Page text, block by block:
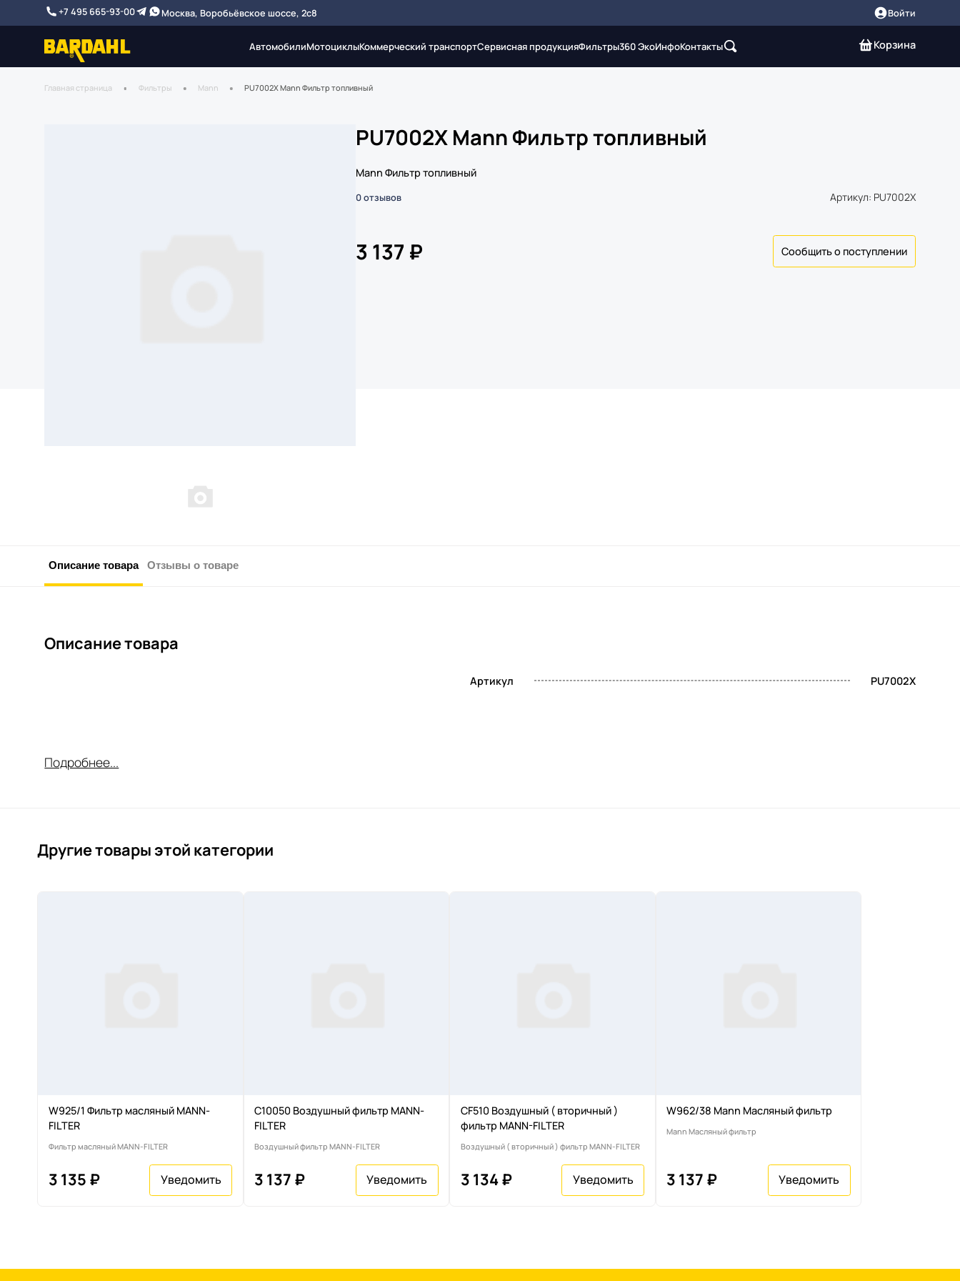
+7 495 665-93-00 Москва, Воробьёвское шоссе, 2с8 Войти
АвтомобилиМотоциклыКоммерческий транспортСервисная продукцияФильтры360 ЭкоИнфоКонтакты Корзина
Главная страница Фильтры Mann PU7002X Mann Фильтр топливный
PU7002X Mann Фильтр топливный
Mann Фильтр топливный
0 отзывов Артикул: PU7002X
3 137 ₽
Описание товара Отзывы о товаре
Описание товара
Подробнее...
Артикул PU7002X
Другие товары этой категории
W925/1 Фильтр масляный MANN-
FILTER
Фильтр масляный MANN-FILTER
3 135 ₽
C10050 Воздушный фильтр MANN-
FILTER
Воздушный фильтр MANN-FILTER
3 137 ₽
CF510 Воздушный ( вторичный )
фильтр MANN-FILTER
Воздушный ( вторичный ) фильтр MANN-FILTER
3 134 ₽
W962/38 Mann Масляный фильтр
Mann Масляный фильтр
3 137 ₽